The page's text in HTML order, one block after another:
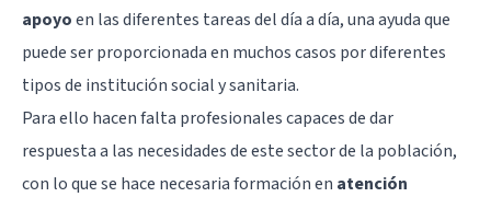
apoyoen las diferentes tareas del día a día, una ayuda que
puede ser proporcionada en muchos casos por diferentes
tipos de institución social y sanitaria.
Para ello hacen falta profesionales capaces de dar
respuesta a las necesidades de este sector de la población,
con lo que se hace necesaria formación en atención